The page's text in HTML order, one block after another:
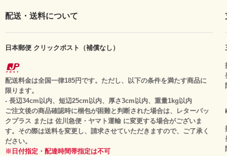
配送・送料について
日本郵便 クリックポスト（補償なし）
配送料金は全国一律185円です。ただし、以下の条件を満たす商品に
限ります。
- 長辺34cm以内、短辺25cm以内、厚さ3cm以内、重量1kg以内
ご注文後の商品確認時に梱包が困難と判断された場合は、レターパッ
クプラス または 佐川急便・ヤマト運輸 に変更する場合がございま
す。その際は送料を変更し、請求させていただきますので、ご了承く
ださい。
※日付指定・配達時間帯指定は不可